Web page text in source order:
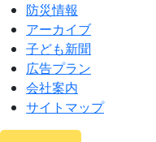
防災情報
アーカイブ
子ども新聞
広告プラン
会社案内
サイトマップ